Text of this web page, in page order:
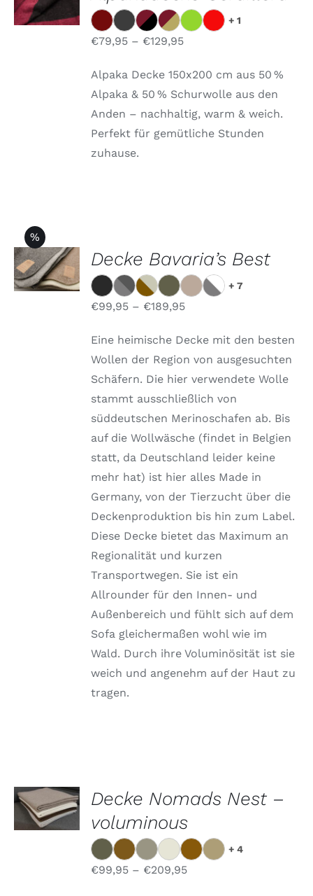
DIESES
PRODUKT
PRODUKTSEITE
/
DETAILS
+ 1
€79,95 – €129,95
Alpaka Decke 150x200 cm aus 50 %
Alpaka & 50 % Schurwolle aus den
Anden – nachhaltig, warm & weich.
Perfekt für gemütliche Stunden
zuhause.
%
OPTIONEN
WÄHLEN
DIESES
PRODUKT
PRODUKTSEITE
/
DETAILS
Decke Bavaria’s Best
+ 7
€99,95 – €189,95
Eine heimische Decke mit den besten
Wollen der Region von ausgesuchten
Schäfern. Die hier verwendete Wolle
stammt ausschließlich von
süddeutschen Merinoschafen ab. Bis
auf die Wollwäsche (findet in Belgien
statt, da Deutschland leider keine
mehr hat) ist hier alles Made in
Germany, von der Tierzucht über die
Deckenproduktion bis hin zum Label.
Diese Decke bietet das Maximum an
Regionalität und kurzen
Transportwegen. Sie ist ein
Allrounder für den Innen- und
Außenbereich und fühlt sich auf dem
Sofa gleichermaßen wohl wie im
Wald. Durch ihre Voluminösität ist sie
weich und angenehm auf der Haut zu
tragen.
OPTIONEN
WÄHLEN
DIESES
PRODUKT
VARIANTEN
/
DETAILS
Decke Nomads Nest –
voluminous
+ 4
€99,95 – €209,95